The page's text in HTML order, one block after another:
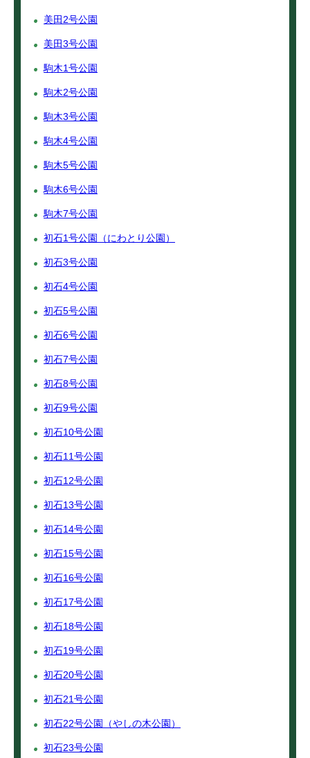
美田2号公園
美田3号公園
駒木1号公園
駒木2号公園
駒木3号公園
駒木4号公園
駒木5号公園
駒木6号公園
駒木7号公園
初石1号公園（にわとり公園）
初石3号公園
初石4号公園
初石5号公園
初石6号公園
初石7号公園
初石8号公園
初石9号公園
初石10号公園
初石11号公園
初石12号公園
初石13号公園
初石14号公園
初石15号公園
初石16号公園
初石17号公園
初石18号公園
初石19号公園
初石20号公園
初石21号公園
初石22号公園（やしの木公園）
初石23号公園